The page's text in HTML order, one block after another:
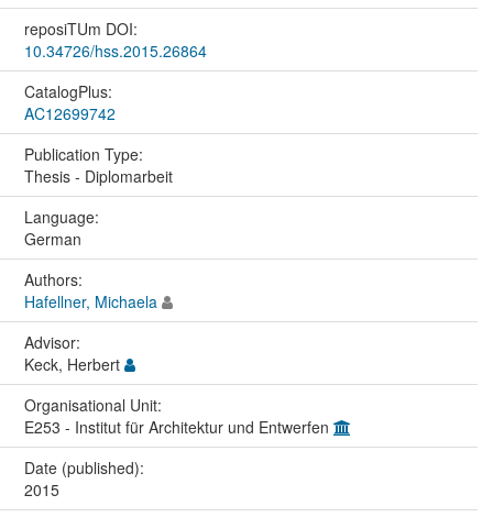
reposiTUm DOI:
10.34726/hss.2015.26864
CatalogPlus:
AC12699742
Publication Type:
Thesis - Diplomarbeit
Language:
German
Authors:
Hafellner, Michaela
Advisor:
Keck, Herbert
Organisational Unit:
E253 - Institut für Architektur und Entwerfen
Date (published):
2015